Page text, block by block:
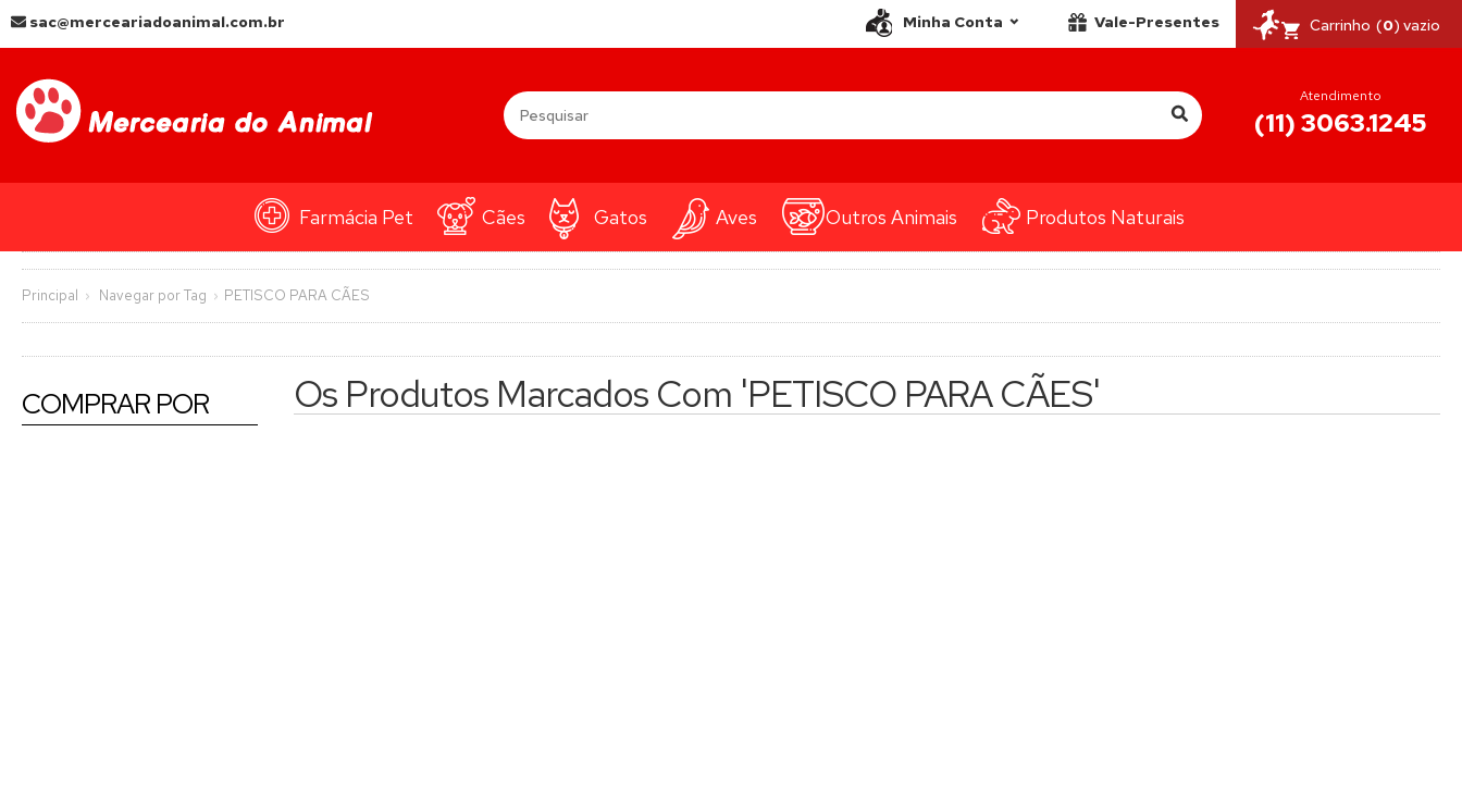
sac@merceariadoanimal.com.br Carrinho (0) vazio
Vale-Presentes
Minha Conta
Atendimento
(11) 3063.1245
Farmácia Pet Cães Gatos Aves Outros Animais Produtos Naturais
Principal Navegar por Tag PETISCO PARA CÃES
COMPRAR POR Os Produtos Marcados Com 'PETISCO PARA CÃES'